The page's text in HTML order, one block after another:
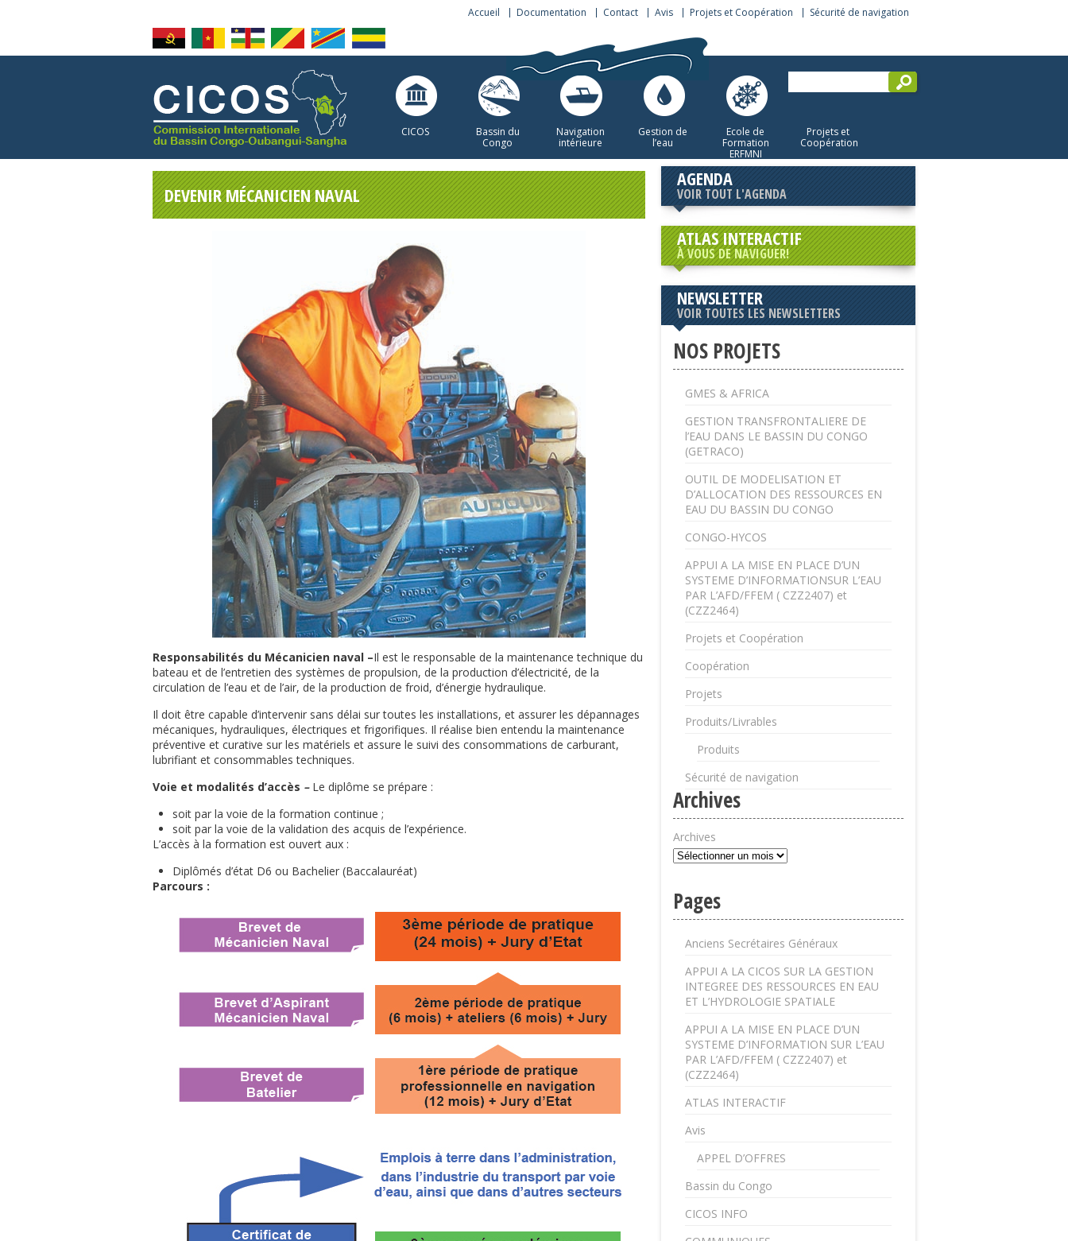
Accueil Documentation Contact Avis Projets et Coopération Sécurité de navigation
CICOS
Bassin du
Congo
Navigation
intérieure
Gestion de
l’eau
Ecole de
Formation
ERFMNI
Projets et
Coopération
DEVENIR MÉCANICIEN NAVAL
Responsabilités du Mécanicien naval –Il est le responsable de la maintenance technique du
bateau et de l’entretien des systèmes de propulsion, de la production d’électricité, de la
circulation de l’eau et de l’air, de la production de froid, d’énergie hydraulique.
Il doit être capable d’intervenir sans délai sur toutes les installations, et assurer les dépannages
mécaniques, hydrauliques, électriques et frigorifiques. Il réalise bien entendu la maintenance
préventive et curative sur les matériels et assure le suivi des consommations de carburant,
lubrifiant et consommables techniques.
Voie et modalités d’accès – Le diplôme se prépare :
soit par la voie de la formation continue ;
soit par la voie de la validation des acquis de l’expérience.
L’accès à la formation est ouvert aux :
Diplômés d’état D6 ou Bachelier (Baccalauréat)
Parcours :
AGENDA
VOIR TOUT L'AGENDA
ATLAS INTERACTIF
À VOUS DE NAVIGUER!
NEWSLETTER
VOIR TOUTES LES NEWSLETTERS
NOS PROJETS
GMES & AFRICA
GESTION TRANSFRONTALIERE DE
l’EAU DANS LE BASSIN DU CONGO
(GETRACO)
OUTIL DE MODELISATION ET
D’ALLOCATION DES RESSOURCES EN
EAU DU BASSIN DU CONGO
CONGO-HYCOS
APPUI A LA MISE EN PLACE D’UN
SYSTEME D’INFORMATIONSUR L’EAU
PAR L’AFD/FFEM ( CZZ2407) et
(CZZ2464)
Projets et Coopération
Coopération
Projets
Produits/Livrables
Produits
Sécurité de navigation
Archives
Archives
Pages
Anciens Secrétaires Généraux
APPUI A LA CICOS SUR LA GESTION
INTEGREE DES RESSOURCES EN EAU
ET L’HYDROLOGIE SPATIALE
APPUI A LA MISE EN PLACE D’UN
SYSTEME D’INFORMATION SUR L’EAU
PAR L’AFD/FFEM ( CZZ2407) et
(CZZ2464)
ATLAS INTERACTIF
Avis
APPEL D’OFFRES
Bassin du Congo
CICOS INFO